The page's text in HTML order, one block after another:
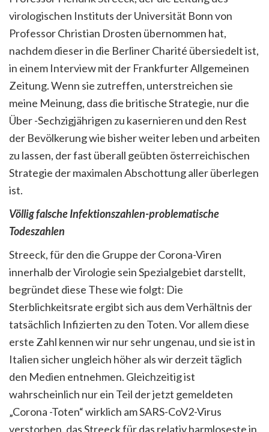
virologischen Instituts der Universität Bonn von
Professor Christian Drosten übernommen hat,
nachdem dieser in die Berliner Charité übersiedelt ist,
in einem Interview mit der Frankfurter Allgemeinen
Zeitung. Wenn sie zutreffen, unterstreichen sie
meine Meinung, dass die britische Strategie, nur die
Über -Sechzigjährigen zu kasernieren und den Rest
der Bevölkerung wie bisher weiter leben und arbeiten
zu lassen, der fast überall geübten österreichischen
Strategie der maximalen Abschottung aller überlegen
ist.
Völlig falsche Infektionszahlen-problematische
Todeszahlen
Streeck, für den die Gruppe der Corona-Viren
innerhalb der Virologie sein Spezialgebiet darstellt,
begründet diese These wie folgt: Die
Sterblichkeitsrate ergibt sich aus dem Verhältnis der
tatsächlich Infizierten zu den Toten. Vor allem diese
erste Zahl kennen wir nur sehr ungenau, und sie ist in
Italien sicher ungleich höher als wir derzeit täglich
den Medien entnehmen. Gleichzeitig ist
wahrscheinlich nur ein Teil der jetzt gemeldeten
„Corona -Toten“ wirklich am SARS-CoV2-Virus
verstorben, das Streeck für das relativ harmloseste in